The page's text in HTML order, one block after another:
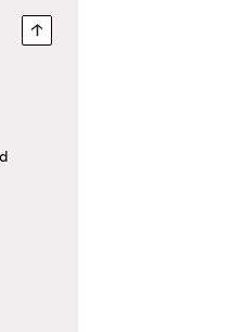
Nach oben springen